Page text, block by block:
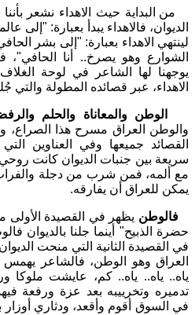
من البداية حيث الاهداء نشعر
الديوان، فالاهداء يبدأ بعبارة:
" إلى
لينتهي الاهداء بعبارة:
" إلى بشر
الشوارع وهو يصرخ.. أنا الحافي"،
يوجهنا لها الشاعر في لوحة
الاهداء، عبر قصائده المطولة والتي
الوطن والمعاناة والحلم
والوطن العراق مسرح هذا الصراع،
القصائد جميعها وفي العناوين
سريعة بين جنبات الديوان كانت
مع ألمه، فمن شرب من دجلة
يمكن للعراق أن يفارقه.
فالوطن يظهر في القصيدة الأولى
حضرة الذبيح" أينما جلنا بالديوان
في القصيدة الثانية التي منحت
العراق وهو الوطن، فالشاعر
ياه.. ياه.. ياه.. كم، عايشت ملوكا
تدميره وتخرييبه بعد عزة ورفعة
في السوق أقوم وأقعد، ودثاري أوزار